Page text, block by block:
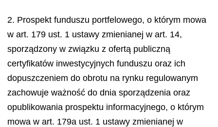
2. Prospekt funduszu portfelowego, o którym mowa
w art. 179 ust. 1 ustawy zmienianej w art. 14,
sporządzony w związku z ofertą publiczną
certyfikatów inwestycyjnych funduszu oraz ich
dopuszczeniem do obrotu na rynku regulowanym
zachowuje ważność do dnia sporządzenia oraz
opublikowania prospektu informacyjnego, o którym
mowa w art. 179a ust. 1 ustawy zmienianej w